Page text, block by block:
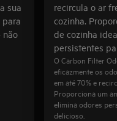
sua
para
não
recircula o ar
cozinha.
de cozinha
persistentes
O Carbon Filter
eficazmente os
em até 70% e
Proporciona um
elimina odores
delicioso.